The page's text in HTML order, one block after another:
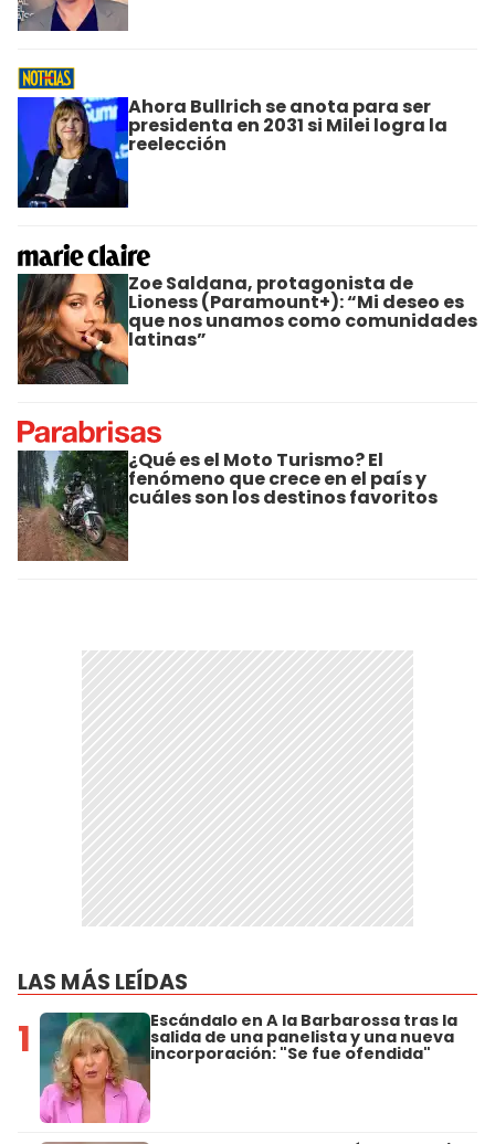
Ahora Bullrich se anota para ser
presidenta en 2031 si Milei logra la
reelección
Zoe Saldana, protagonista de
Lioness (Paramount+): “Mi deseo es
que nos unamos como comunidades
latinas”
¿Qué es el Moto Turismo? El
fenómeno que crece en el país y
cuáles son los destinos favoritos
LAS MÁS LEÍDAS
1 Escándalo en A la Barbarossa tras la
salida de una panelista y una nueva
incorporación: "Se fue ofendida"